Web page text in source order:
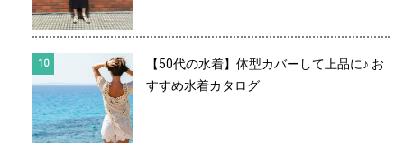
【50代の水着】体型カバーして上品に♪ お
すすめ水着カタログ